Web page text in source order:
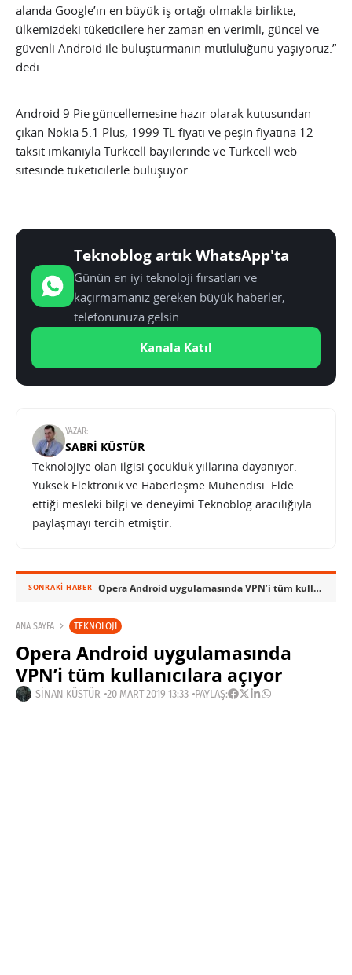
alanda Google’ın en büyük iş ortağı olmakla birlikte,
ülkemizdeki tüketicilere her zaman en verimli, güncel ve
güvenli Android ile buluşturmanın mutluluğunu yaşıyoruz.”
dedi.
Android 9 Pie güncellemesine hazır olarak kutusundan
çıkan Nokia 5.1 Plus, 1999 TL fiyatı ve peşin fiyatına 12
taksit imkanıyla Turkcell bayilerinde ve Turkcell web
sitesinde tüketicilerle buluşuyor.
Teknoblog artık WhatsApp'ta
Günün en iyi teknoloji fırsatları ve
kaçırmamanız gereken büyük haberler,
telefonunuza gelsin.
Kanala Katıl
YAZAR:
SABRI KÜSTÜR
Teknolojiye olan ilgisi çocukluk yıllarına dayanıyor.
Yüksek Elektronik ve Haberleşme Mühendisi. Elde
ettiği mesleki bilgi ve deneyimi Teknoblog aracılığıyla
paylaşmayı tercih etmiştir.
SONRAKI HABER Opera Android uygulamasında VPN’i tüm kullanıcılara açıyor
ANA SAYFA TEKNOLOJI
Opera Android uygulamasında
VPN’i tüm kullanıcılara açıyor
SINAN KÜSTÜR 20 MART 2019 13:33 PAYLAŞ: